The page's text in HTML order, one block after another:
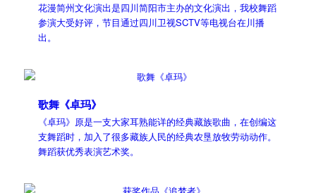
花漫简州文化演出是四川简阳市主办的文化演出，我校舞蹈
参演大受好评，节目通过四川卫视SCTV等电视台在川播
出。
歌舞《卓玛》
《卓玛》原是一支大家耳熟能详的经典藏族歌曲，在创编这
支舞蹈时，加入了很多藏族人民的经典农垦放牧劳动动作。
舞蹈获优秀表演艺术奖。